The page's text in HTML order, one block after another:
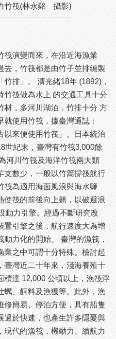
竹筏(林永銘 攝影)
筏演變而來，在沿近海漁業
去，竹筏都是由竹子並排編製
排」。 清光緒18年 (1892)，
竹筏做為水上 的交通工具十分
材，多河川湖泊，竹排十分 方
使用竹筏，據臺灣通誌：
以來便使用竹筏」。日本統治
世紀末，臺灣有竹筏3,000餘
河川竹筏及海洋竹筏兩大類
支數少，一般以竹篙撐筏航行
筏為適用海面風浪與海水鹽
使筏的前後向上翹，以破避浪
動力引擎。經過不斷研究改
置引擎之後，航行速度大為增
力化的開始。 臺灣的漁筏，
業之中可謂十分特殊。檢討起
臺灣近二十年來，淺海養殖十
積達 12,000 公頃以上，漁筏浮
蠣、飼料及漁獲等。此外，漁
修簡易、停泊方便，具有船隻
過於快速，也產生許多隱憂與
現代的漁筏，機動力、續航力